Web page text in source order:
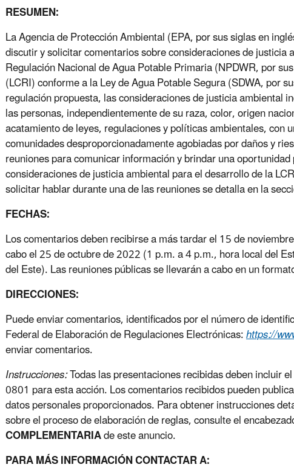
RESUMEN:
La Agencia de Protección Ambiental (EPA, por sus siglas en
discutir y solicitar comentarios sobre consideraciones de
Regulación Nacional de Agua Potable Primaria (NPDWR, por
(LCRI) conforme a la Ley de Agua Potable Segura (SDWA, por
regulación propuesta, las consideraciones de justicia ambiental
las personas, independientemente de su raza, color, origen
acatamiento de leyes, regulaciones y políticas ambientales,
comunidades desproporcionadamente agobiadas por daños y
reuniones para comunicar información y brindar una
consideraciones de justicia ambiental para el desarrollo de la
solicitar hablar durante una de las reuniones se detalla en la
FECHAS:
Los comentarios deben recibirse a más tardar el 15 de
cabo el 25 de octubre de 2022 (1 p.m. a 4 p.m., hora local del
del Este). Las reuniones públicas se llevarán a cabo en un
DIRECCIONES:
Puede enviar comentarios, identificados por el número de
Federal de Elaboración de Regulaciones Electrónicas:https://
enviar comentarios.
Instrucciones:Todas las presentaciones recibidas deben incluir
0801 para esta acción. Los comentarios recibidos pueden
datos personales proporcionados. Para obtener instrucciones
sobre el proceso de elaboración de reglas, consulte el
COMPLEMENTARIAde este anuncio.
PARA MÁS INFORMACIÓN CONTACTAR A: